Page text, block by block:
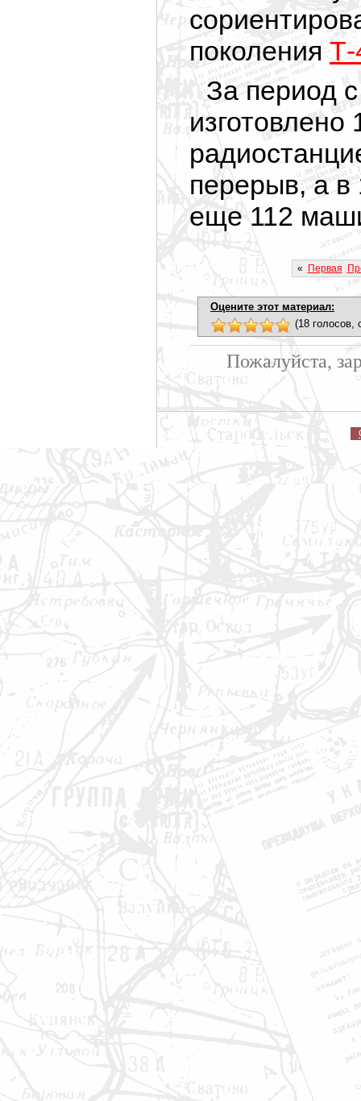
поколения Т-
За период
изготовлено
перерыв, а в
еще 112
« Первая
Оцените этот материал:
(18 голосов,
Пожалуйста,